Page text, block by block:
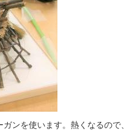
ンを使います。熱くなるので、